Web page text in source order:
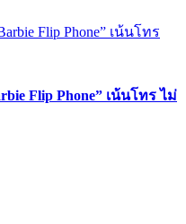
Flip Phone” เน้นโทร ไม่